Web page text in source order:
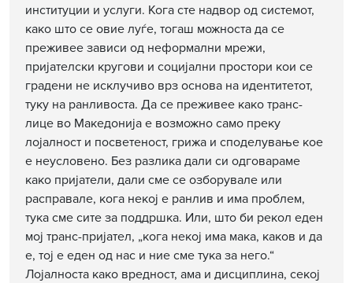
институции и услуги. Кога сте надвор од системот,
како што се овие луѓе, тогаш можноста да се
преживее зависи од неформални мрежи,
пријателски кругови и социјални простори кои се
градени не исклучиво врз основа на идентитетот,
туку на ранливоста. Да се преживее како транс-
лице во Македонија е возможно само преку
лојалност и посветеност, грижа и споделување кое
е неусловено. Без разлика дали си одговараме
како пријатели, дали сме се озборувале или
расправале, кога некој е ранлив и има проблем,
тука сме сите за поддршка. Или, што би рекол еден
мој транс-пријател, „кога некој има мака, каков и да
е, тој е еден од нас и ние сме тука за него.“
Лојалноста како вредност, ама и дисциплина, секој